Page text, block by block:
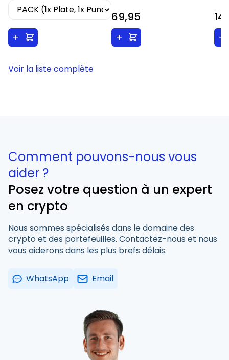
+
69,95
+
+
Voir la liste complète
Comment pouvons-nous vous
aider ?
Posez votre question à un expert
en crypto
Nous sommes spécialisés dans le domaine des
crypto et des portefeuilles. Contactez-nous et nous
vous aiderons dans les plus brefs délais.
WhatsApp Email